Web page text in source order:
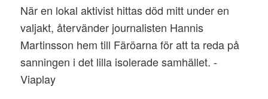
När en lokal aktivist hittas död mitt under en
valjakt, återvänder journalisten Hannis
Martinsson hem till Färöarna för att ta reda på
sanningen i det lilla isolerade samhället. -
Viaplay